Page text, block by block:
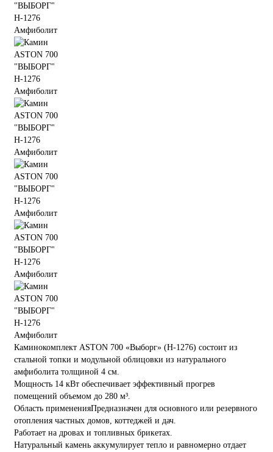
Каминокомплект ASTON 700 «Выборг» (Н-1276) состоит из
стальной топки и модульной облицовки из натурального
амфиболита толщиной 4 см.
Мощность 14 кВт обеспечивает эффективный прогрев
помещений объемом до 280 м³.
Область примененияПредназначен для основного или резервного
отопления частных домов, коттеджей и дач.
Работает на дровах и топливных брикетах.
Натуральный камень аккумулирует тепло и равномерно отдает